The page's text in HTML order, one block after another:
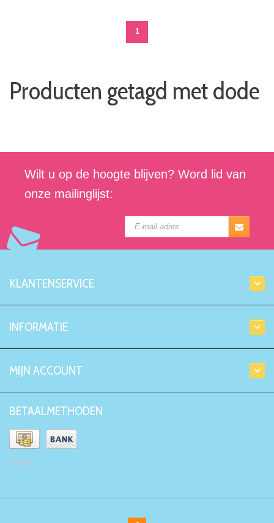
1
Producten getagd met dode
Wilt u op de hoogte blijven? Word lid van
onze mailinglijst:
KLANTENSERVICE
INFORMATIE
MIJN ACCOUNT
BETAALMETHODEN
Kiyoh